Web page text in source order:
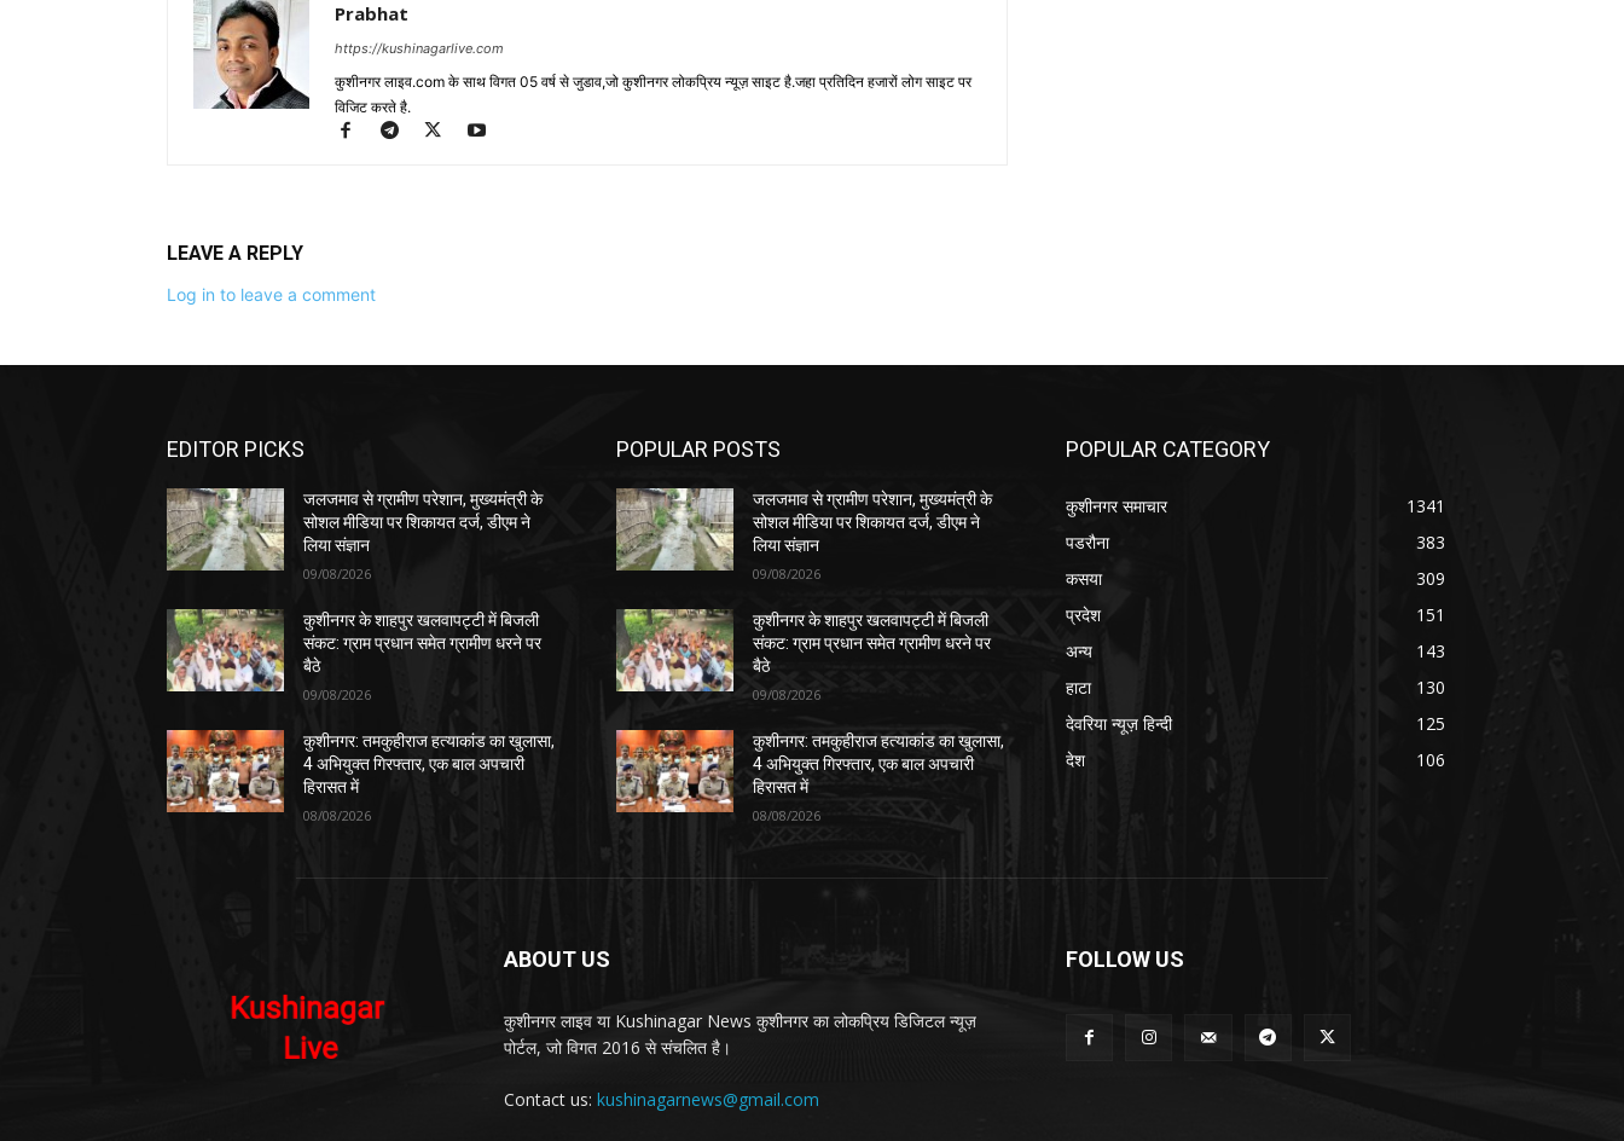
Prabhat
https://kushinagarlive.com
कुशीनगर लाइव.com के साथ विगत 05 वर्ष से जुडाव,जो कुशीनगर लोकप्रिय न्यूज़ साइट है.जहा प्रतिदिन हजारों लोग साइट पर
विजिट करते है.
LEAVE A REPLY
Log in to leave a comment
EDITOR PICKS
जलजमाव से ग्रामीण परेशान, मुख्यमंत्री के
सोशल मीडिया पर शिकायत दर्ज, डीएम ने
लिया संज्ञान
09/08/2026
कुशीनगर के शाहपुर खलवापट्टी में बिजली
संकट: ग्राम प्रधान समेत ग्रामीण धरने पर
बैठे
09/08/2026
कुशीनगर: तमकुहीराज हत्याकांड का खुलासा,
4 अभियुक्त गिरफ्तार, एक बाल अपचारी
हिरासत में
08/08/2026
POPULAR POSTS
जलजमाव से ग्रामीण परेशान, मुख्यमंत्री के
सोशल मीडिया पर शिकायत दर्ज, डीएम ने
लिया संज्ञान
09/08/2026
कुशीनगर के शाहपुर खलवापट्टी में बिजली
संकट: ग्राम प्रधान समेत ग्रामीण धरने पर
बैठे
09/08/2026
कुशीनगर: तमकुहीराज हत्याकांड का खुलासा,
4 अभियुक्त गिरफ्तार, एक बाल अपचारी
हिरासत में
08/08/2026
POPULAR CATEGORY
कुशीनगर समाचार
1341
पडरौना
383
कसया
309
प्रदेश
151
अन्य
143
हाटा
130
देवरिया न्यूज़ हिन्दी
125
देश
106
ABOUT US
कुशीनगर लाइव या Kushinagar News कुशीनगर का लोकप्रिय डिजिटल न्यूज़
पोर्टल, जो विगत 2016 से संचलित है।
Contact us: kushinagarnews@gmail.com
FOLLOW US